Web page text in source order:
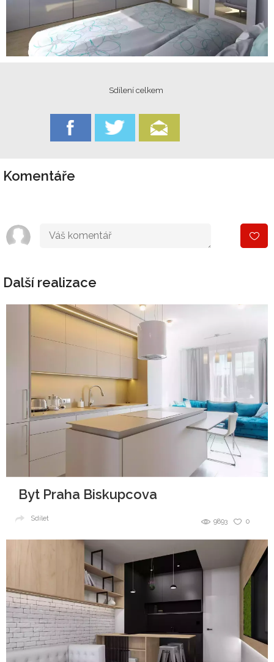
Sdílení celkem
Komentáře
Další realizace
Byt Praha Biskupcova
0
9893
Sdílet